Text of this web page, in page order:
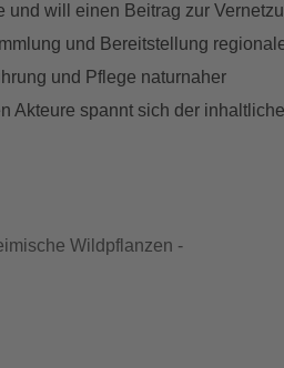
und will einen Beitrag zur
und Bereitstellung
und Pflege naturnaher
Akteure spannt sich der inhaltliche
Wildpflanzen -